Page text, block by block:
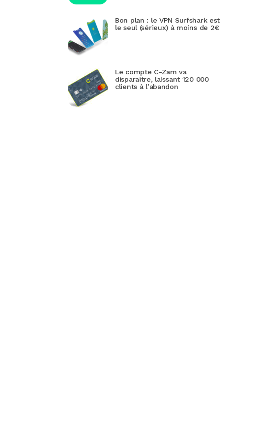
Bon plan : le VPN Surfshark est
le seul (sérieux) à moins de 2€
Le compte C-Zam va
disparaitre, laissant 120 000
clients à l’abandon